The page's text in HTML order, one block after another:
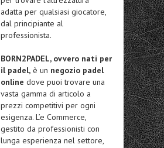
adatta per qualsiasi giocatore,
dal principiante al
professionista.
BORN2PADEL, ovvero nati per
il padel, è un negozio padel
online dove puoi trovare una
vasta gamma di articolo a
prezzi competitivi per ogni
esigenza. L’e Commerce,
gestito da professionisti con
lunga esperienza nel settore,